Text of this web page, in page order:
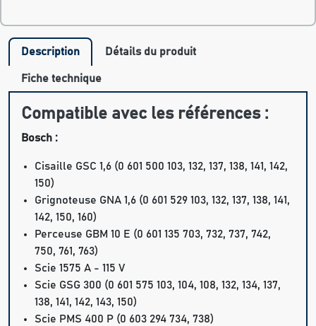
Description Détails du produit
Fiche technique
Compatible avec les références :
Bosch :
Cisaille GSC 1,6 (0 601 500 103, 132, 137, 138, 141, 142,
150)
Grignoteuse GNA 1,6 (0 601 529 103, 132, 137, 138, 141,
142, 150, 160)
Perceuse GBM 10 E (0 601 135 703, 732, 737, 742,
750, 761, 763)
Scie 1575 A - 115 V
Scie GSG 300 (0 601 575 103, 104, 108, 132, 134, 137,
138, 141, 142, 143, 150)
Scie PMS 400 P (0 603 294 734, 738)